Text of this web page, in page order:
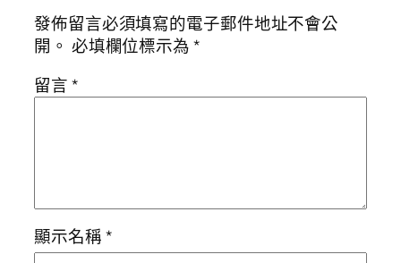
發佈留言必須填寫的電子郵件地址不會公
開。 必填欄位標示為*
留言*
顯示名稱*